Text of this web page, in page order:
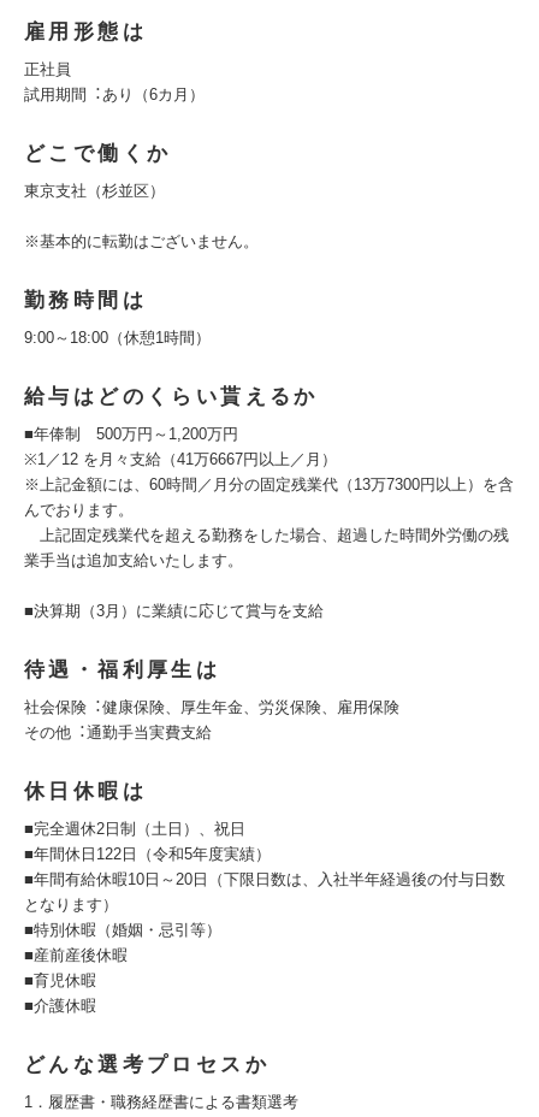
雇用形態は
正社員
試⽤期間︓あり（6カ⽉）
どこで働くか
東京支社（杉並区）
※基本的に転勤はございません。
勤務時間は
9:00～18:00（休憩1時間）
給与はどのくらい貰えるか
■年俸制 500万円～1,200万円
※1／12 を月々支給（41万6667円以上／月）
※上記金額には、60時間／⽉分の固定残業代（13万7300円以上）を含
んでおります。
上記固定残業代を超える勤務をした場合、超過した時間外労働の残
業⼿当は追加⽀給いたします。
■決算期（3月）に業績に応じて賞与を支給
待遇・福利厚生は
社会保険︓健康保険、厚⽣年⾦、労災保険、雇⽤保険
その他︓通勤⼿当実費⽀給
休日休暇は
■完全週休2⽇制（土日）、祝日
■年間休⽇122⽇（令和5年度実績）
■年間有給休暇10⽇～20⽇（下限⽇数は、⼊社半年経過後の付与⽇数
となります）
■特別休暇（婚姻・忌引等）
■産前産後休暇
■育児休暇
■介護休暇
どんな選考プロセスか
1．履歴書・職務経歴書による書類選考